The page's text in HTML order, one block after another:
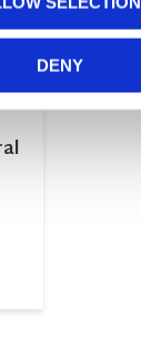
DENY